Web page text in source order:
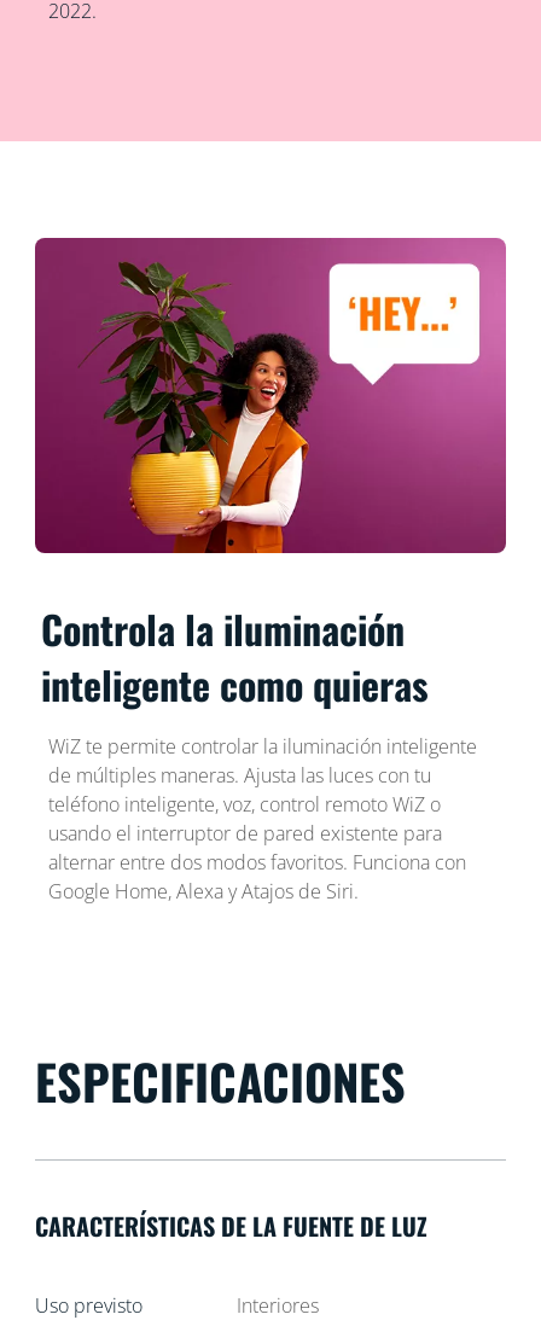
2022.
Controla la iluminación
inteligente como quieras
WiZ te permite controlar la iluminación inteligente
de múltiples maneras. Ajusta las luces con tu
teléfono inteligente, voz, control remoto WiZ o
usando el interruptor de pared existente para
alternar entre dos modos favoritos. Funciona con
Google Home, Alexa y Atajos de Siri.
ESPECIFICACIONES
CARACTERÍSTICAS DE LA FUENTE DE LUZ
Uso previsto Interiores